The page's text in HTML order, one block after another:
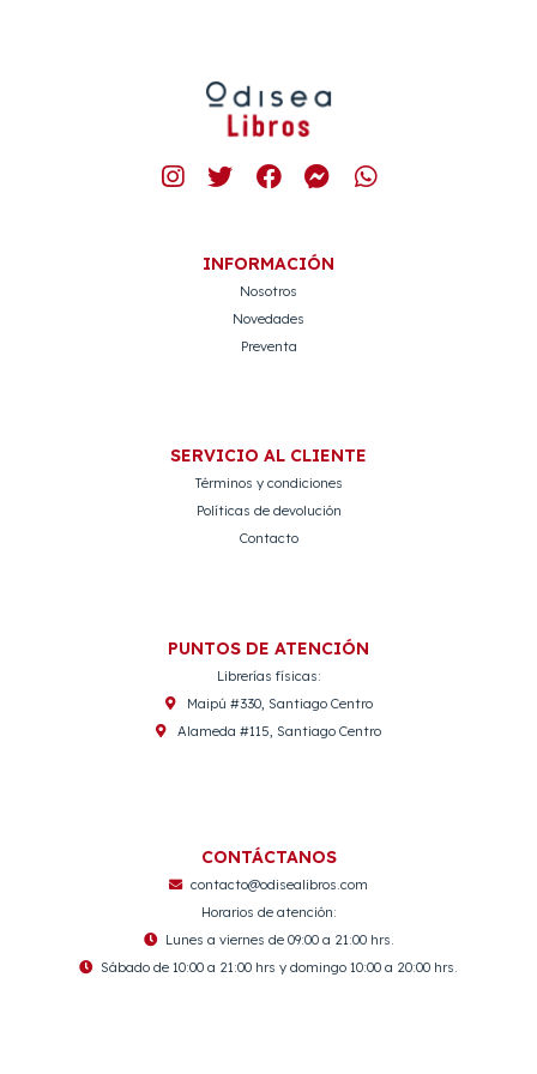
INFORMACIÓN
Nosotros
Novedades
Preventa
SERVICIO AL CLIENTE
Términos y condiciones
Políticas de devolución
Contacto
PUNTOS DE ATENCIÓN
Librerías físicas:
Maipú #330, Santiago Centro
Alameda #115, Santiago Centro
CONTÁCTANOS
contacto@odisealibros.com
Horarios de atención:
Lunes a viernes de 09:00 a 21:00 hrs.
Sábado de 10:00 a 21:00 hrs y domingo 10:00 a 20:00 hrs.